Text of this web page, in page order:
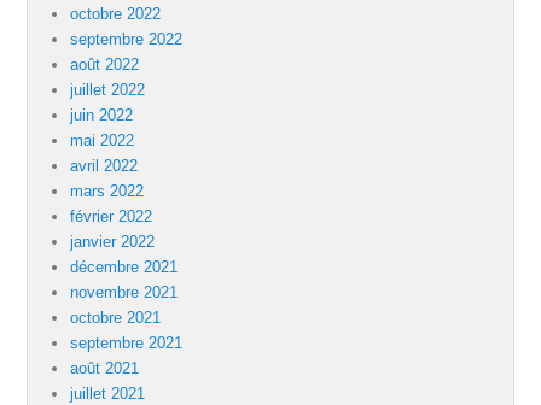
octobre 2022
septembre 2022
août 2022
juillet 2022
juin 2022
mai 2022
avril 2022
mars 2022
février 2022
janvier 2022
décembre 2021
novembre 2021
octobre 2021
septembre 2021
août 2021
juillet 2021